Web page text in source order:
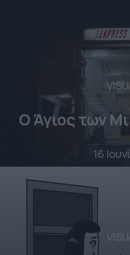
Ο Άγιος των
16